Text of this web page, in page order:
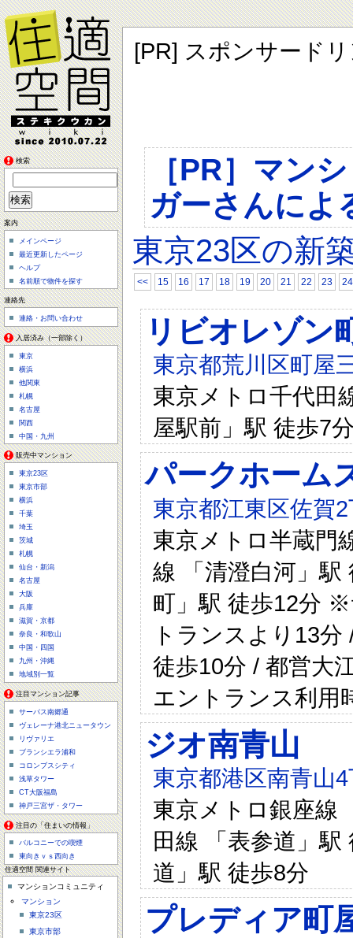
[PR] スポンサード
［PR］マン
ガーさんによ
東京23区の新
<< 15 16 17 18 19 20 21 22 23 24
リビオレゾン
東京都荒川区町屋
東京メトロ千代田
屋駅前」駅 徒歩7
パークホーム
東京都江東区佐賀
東京メトロ半蔵門
線 「清澄白河」駅
町」駅 徒歩12分
トランスより13
徒歩10分 / 都営大
エントランス利用
ジオ南青山
東京都港区南青山
東京メトロ銀座線
田線 「表参道」
道」駅 徒歩8分
プレディア町
検索
案内
メインページ
最近更新したページ
ヘルプ
名前順で物件を探す
連絡先
連絡・お問い合わせ
入居済み（一部除く）
東京
横浜
他関東
札幌
名古屋
関西
中国・九州
販売中マンション
東京23区
東京市部
横浜
千葉
埼玉
茨城
札幌
仙台・新潟
名古屋
大阪
兵庫
滋賀・京都
奈良・和歌山
中国・四国
九州・沖縄
地域別一覧
注目マンション記事
サーパス南郷通
ヴェレーナ港北ニュータウン
リヴァリエ
ブランシエラ浦和
コロンブスシティ
浅草タワー
CT大阪福島
神戸三宮ザ・タワー
注目の「住まいの情報」
バルコニーでの喫煙
東向きｖｓ西向き
住適空間 関連サイト
マンションコミュニティ
マンション
東京23区
東京市部